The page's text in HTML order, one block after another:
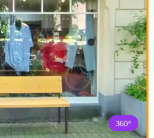
360°